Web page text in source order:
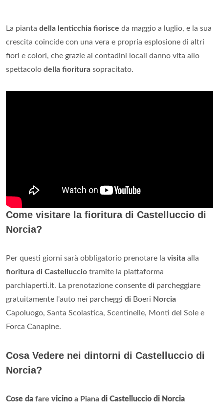
La pianta della lenticchia fiorisce da maggio a luglio, e la sua
crescita coincide con una vera e propria esplosione di altri
fiori e colori, che grazie ai contadini locali danno vita allo
spettacolo della fioritura sopracitato.
Come visitare la fioritura di Castelluccio di
Norcia?
Per questi giorni sarà obbligatorio prenotare la visita alla
fioritura di Castelluccio tramite la piattaforma
parchiaperti.it. La prenotazione consente di parcheggiare
gratuitamente l'auto nei parcheggi di Boeri Norcia
Capoluogo, Santa Scolastica, Scentinelle, Monti del Sole e
Forca Canapine.
Cosa Vedere nei dintorni di Castelluccio di
Norcia?
Cose da fare vicino a Piana di Castelluccio di Norcia